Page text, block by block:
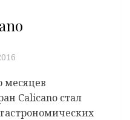
месяцев
Calicano стал